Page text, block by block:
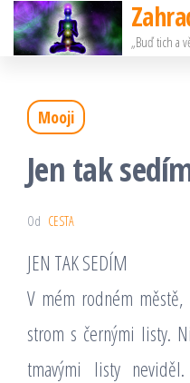
Přeskočit
na
„Buď tich a
Mooji
Jen tak
Od CESTA
JEN TAK SEDÍM
V mém rodném
strom s černými listy.
tmavými listy